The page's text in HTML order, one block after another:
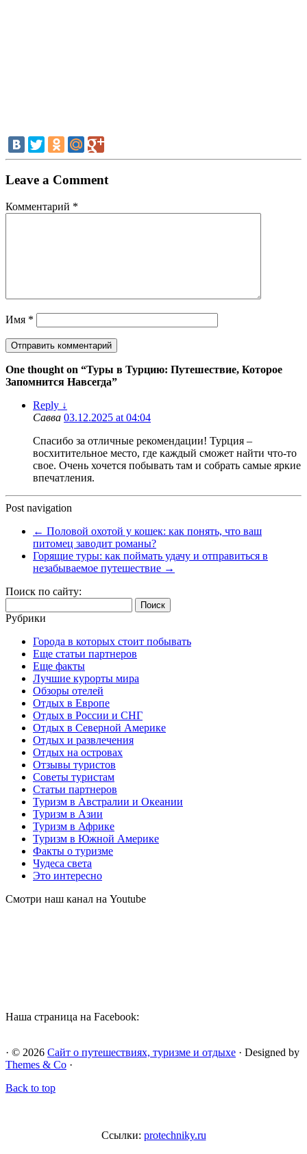
Leave a Comment
Комментарий *
Имя *
One thought on “Туры в Турцию: Путешествие, Которое
Запомнится Навсегда”
Reply ↓
Савва 03.12.2025 at 04:04
Спасибо за отличные рекомендации! Турция –
восхитительное место, где каждый сможет найти что-то
свое. Очень хочется побывать там и собрать самые яркие
впечатления.
Post navigation
← Половой охотой у кошек: как понять, что ваш
питомец заводит романы?
Горящие туры: как поймать удачу и отправиться в
незабываемое путешествие →
Поиск по сайту:
Рубрики
Города в которых стоит побывать
Еще статьи партнеров
Еще факты
Лучшие курорты мира
Обзоры отелей
Отдых в Европе
Отдых в России и СНГ
Отдых в Северной Америке
Отдых и развлечения
Отдых на островах
Отзывы туристов
Советы туристам
Статьи партнеров
Туризм в Австралии и Океании
Туризм в Азии
Туризм в Африке
Туризм в Южной Америке
Факты о туризме
Чудеса света
Это интересно
Смотри наш канал на Youtube
Наша страница на Facebook:
· © 2026 Сайт о путешествиях, туризме и отдыхе · Designed by
Themes & Co ·
Back to top
Ссылки: protechniky.ru